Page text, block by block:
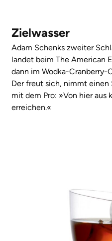
Zielwasser
Adam Schenks zweiter
landet beim The American
dann im Wodka-Cranberry-
Der freut sich, nimmt
mit dem Pro: »Von hier aus
erreichen.«